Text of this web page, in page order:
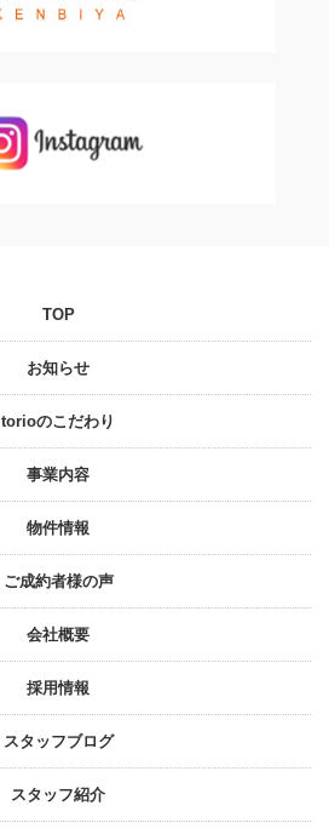
TOP
お知らせ
torioのこだわり
事業内容
物件情報
ご成約者様の声
会社概要
採⽤情報
スタッフブログ
スタッフ紹介